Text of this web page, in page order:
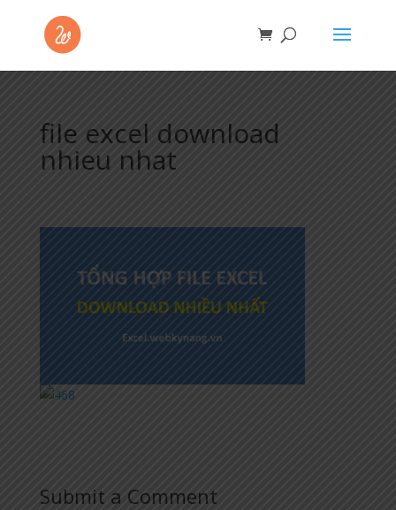
file excel download
nhieu nhat
Submit a Comment